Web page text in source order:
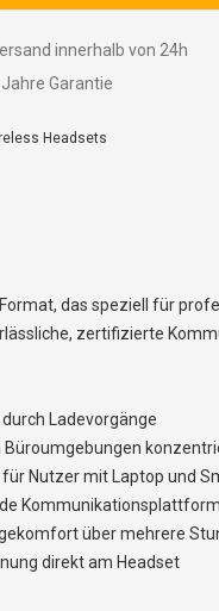
innerhalb von 24h
Jahre Garantie
Headsets
das speziell für
zertifizierte
Ladevorgänge
Büroumgebungen
Nutzer mit Laptop und
über mehrere
direkt am Headset